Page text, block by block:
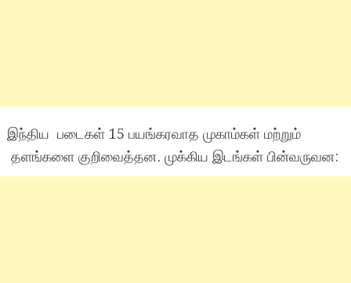
இந்திய படைகள் 15 பயங்கரவாத முகாம்கள் மற்றும்
தளங்களை குறிவைத்தன. முக்கிய இடங்கள் பின்வருவன: